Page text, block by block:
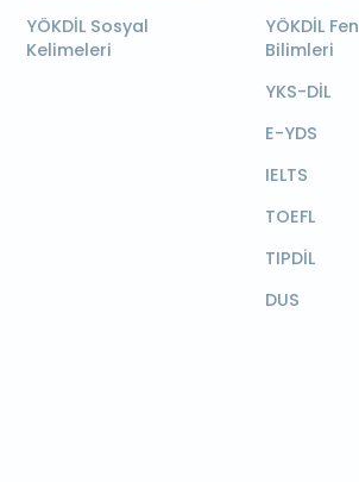
YÖKDİL Sosyal
Kelimeleri
YÖKDİL Fen
Bilimleri
YKS-DİL
E-YDS
IELTS
TOEFL
TIPDİL
DUS